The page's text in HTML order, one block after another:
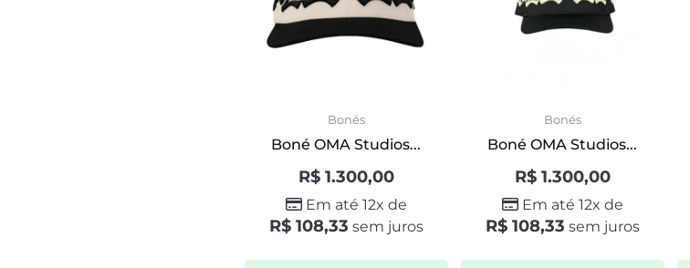
Bonés
Boné OMA Studios...
R$1.300,00
Em até 12x de
R$108,33 sem juros
Bonés
Boné OMA Studios...
R$1.300,00
Em até 12x de
R$108,33 sem juros